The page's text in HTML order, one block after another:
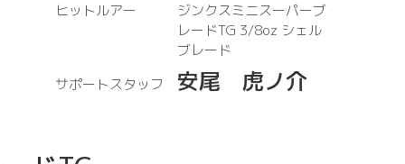
ヒットルアー
ジンクスミニスーパーブ
レードTG 3/8oz シェル
ブレード
サポートスタッフ
安尾 虎ノ介